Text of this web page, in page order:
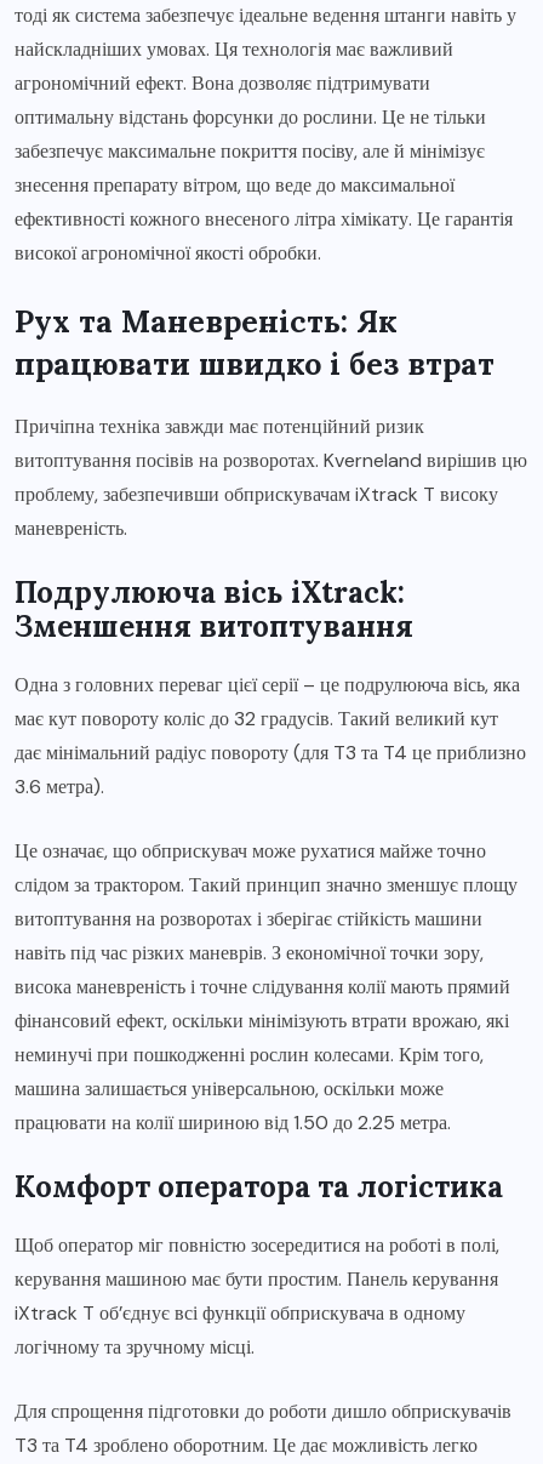
тоді як система забезпечує ідеальне ведення штанги навіть у
найскладніших умовах. Ця технологія має важливий
агрономічний ефект. Вона дозволяє підтримувати
оптимальну відстань форсунки до рослини. Це не тільки
забезпечує максимальне покриття посіву, але й мінімізує
знесення препарату вітром, що веде до максимальної
ефективності кожного внесеного літра хімікату. Це гарантія
високої агрономічної якості обробки.
Рух та Маневреність: Як
працювати швидко і без втрат
Причіпна техніка завжди має потенційний ризик
витоптування посівів на розворотах. Kverneland вирішив цю
проблему, забезпечивши обприскувачам iXtrack T високу
маневреність.
Подрулююча вісь iXtrack:
Зменшення витоптування
Одна з головних переваг цієї серії – це подрулююча вісь, яка
має кут повороту коліс до 32 градусів. Такий великий кут
дає мінімальний радіус повороту (для T3 та T4 це приблизно
3.6 метра).
Це означає, що обприскувач може рухатися майже точно
слідом за трактором. Такий принцип значно зменшує площу
витоптування на розворотах і зберігає стійкість машини
навіть під час різких маневрів. З економічної точки зору,
висока маневреність і точне слідування колії мають прямий
фінансовий ефект, оскільки мінімізують втрати врожаю, які
неминучі при пошкодженні рослин колесами. Крім того,
машина залишається універсальною, оскільки може
працювати на колії шириною від 1.50 до 2.25 метра.
Комфорт оператора та логістика
Щоб оператор міг повністю зосередитися на роботі в полі,
керування машиною має бути простим. Панель керування
iXtrack T об’єднує всі функції обприскувача в одному
логічному та зручному місці.
Для спрощення підготовки до роботи дишло обприскувачів
T3 та T4 зроблено оборотним. Це дає можливість легко